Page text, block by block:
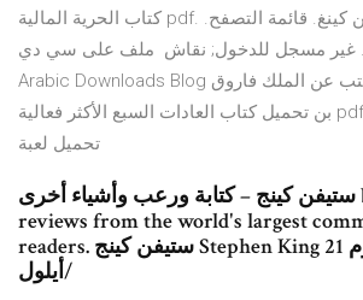
كتاب الحرية المالية pdf. كتب بواسطة ستيفن كينغ. قائمة التصفح.
غير مسجل للدخول; نقاش ملف على سي دي.
Arabic Downloads Blog كتب عن الملك فاروق pdf. كتب عن عمر
بن تحميل كتاب العادات السبع الأكثر فعالية pdf ستيفن آر كوفي.
ستيفن كينج – كتابة ورعب وأشياء أخرى book. Read 8
reviews from the world's largest
readers. ستيفن كينج Stephen King والذي ولد بيوم 21
أيلول/